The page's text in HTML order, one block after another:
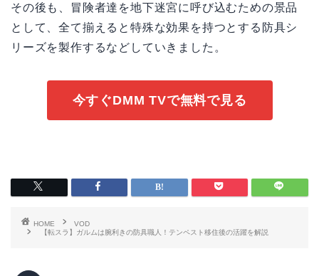
その後も、冒険者達を地下迷宮に呼び込むための景品
として、全て揃えると特殊な効果を持つとする防具シ
リーズを製作するなどしていきました。
今すぐDMM TVで無料で見る
HOME
VOD
【転スラ】ガルムは腕利きの防具職人！テンペスト移住後の活躍を解説